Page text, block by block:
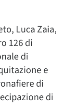
Luca Zaia,
126 di
di
e
di
di